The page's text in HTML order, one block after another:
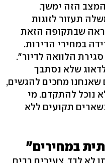
המצב הזה ימשך.
תעזור לזוגות
שבתקופה הזאת
במחירי הדירות.
הלוואה לדיור".
שלא נסתבך
שאנחנו מחכים להגשים,
נוכל להתקדם. מי
תקועים ללא
במחירים"